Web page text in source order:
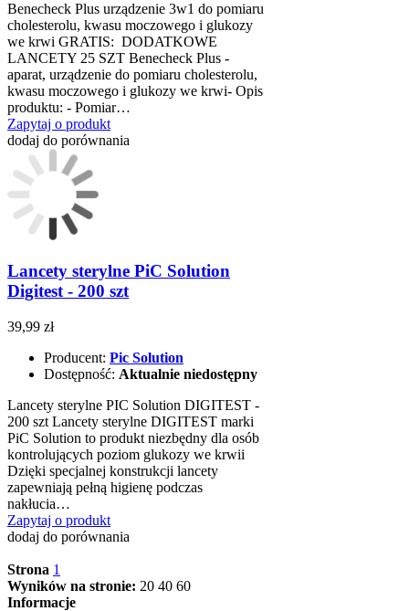
Benecheck Plus urządzenie 3w1 do pomiaru
cholesterolu, kwasu moczowego i glukozy
we krwi GRATIS: DODATKOWE
LANCETY 25 SZT Benecheck Plus -
aparat, urządzenie do pomiaru cholesterolu,
kwasu moczowego i glukozy we krwi- Opis
produktu: - Pomiar…
Zapytaj o produkt
dodaj do porównania
Lancety sterylne PiC Solution
Digitest - 200 szt
39,99 zł
Producent: Pic Solution
Dostępność: Aktualnie niedostępny
Lancety sterylne PIC Solution DIGITEST -
200 szt Lancety sterylne DIGITEST marki
PiC Solution to produkt niezbędny dla osób
kontrolujących poziom glukozy we krwii
Dzięki specjalnej konstrukcji lancety
zapewniają pełną higienę podczas
nakłucia…
Zapytaj o produkt
dodaj do porównania
Strona 1
Wyników na stronie: 20 40 60
Informacje